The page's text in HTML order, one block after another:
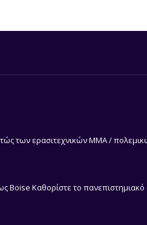
των ερασιτεχνικών MMA /
Boise Καθορίστε το